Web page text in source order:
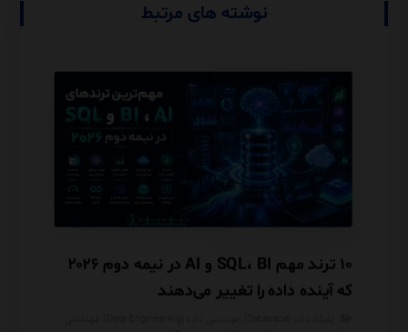
نوشته های مرتبط
۱۰ ترند مهم SQL، BI و AI در نیمه دوم ۲۰۲۶
که آینده داده را تغییر می‌دهند